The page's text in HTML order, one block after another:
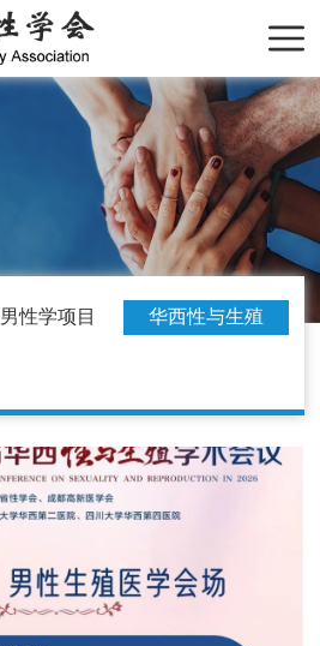
男性学项目
华西性与生殖